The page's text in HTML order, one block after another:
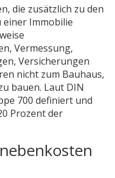
die zusätzlich zu den
Immobilie
Vermessung,
Versicherungen
nicht zum Bauhaus,
bauen. Laut DIN
700 definiert und
Prozent der